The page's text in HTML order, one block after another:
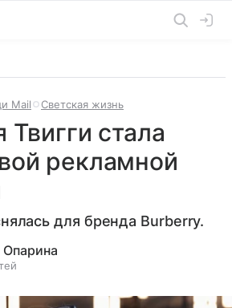
Mail Светская жизнь
Твигги стала
рекламной
для бренда Burberry.
Опарина